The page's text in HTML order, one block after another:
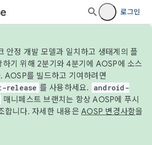
로그인
안정 개발 모델과 일치하고 생태계의 플
하기 위해 2분기와 4분기에 AOSP에 소스
AOSP를 빌드하고 기여하려면
release 를 사용하세요.
android-
매니페스트 브랜치는 항상 AOSP에 푸시
합니다. 자세한 내용은 AOSP 변경사항을